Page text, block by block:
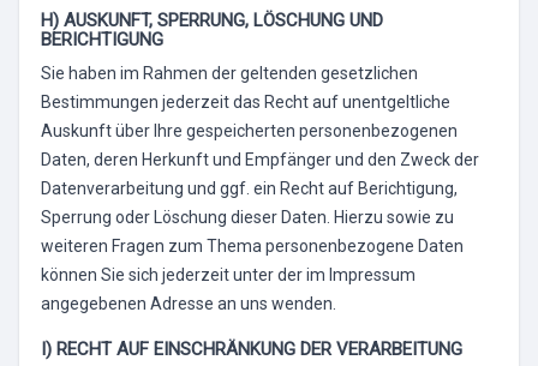
H) AUSKUNFT, SPERRUNG, LÖSCHUNG UND
BERICHTIGUNG
Sie haben im Rahmen der geltenden gesetzlichen
Bestimmungen jederzeit das Recht auf unentgeltliche
Auskunft über Ihre gespeicherten personenbezogenen
Daten, deren Herkunft und Empfänger und den Zweck der
Datenverarbeitung und ggf. ein Recht auf Berichtigung,
Sperrung oder Löschung dieser Daten. Hierzu sowie zu
weiteren Fragen zum Thema personenbezogene Daten
können Sie sich jederzeit unter der im Impressum
angegebenen Adresse an uns wenden.
I) RECHT AUF EINSCHRÄNKUNG DER VERARBEITUNG